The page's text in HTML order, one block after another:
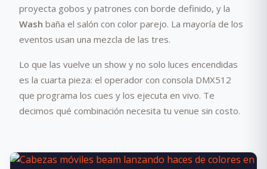
proyecta gobos y patrones con borde definido, y la
Wash baña el salón con color parejo. La mayoría de los
eventos usan una mezcla de las tres.
Lo que las vuelve un show y no solo luces encendidas
es la cuarta pieza: el operador con consola DMX512
que programa los cues y los ejecuta en vivo. Te
decimos qué combinación necesita tu venue sin costo.